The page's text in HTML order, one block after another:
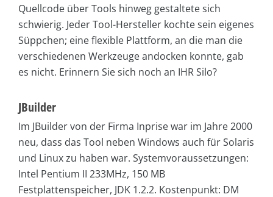
Quellcode über Tools hinweg gestaltete sich
schwierig. Jeder Tool-Hersteller kochte sein eigenes
Süppchen; eine flexible Plattform, an die man die
verschiedenen Werkzeuge andocken konnte, gab
es nicht. Erinnern Sie sich noch an IHR Silo?
JBuilder
Im JBuilder von der Firma Inprise war im Jahre 2000
neu, dass das Tool neben Windows auch für Solaris
und Linux zu haben war. Systemvoraussetzungen:
Intel Pentium II 233MHz, 150 MB
Festplattenspeicher, JDK 1.2.2. Kostenpunkt: DM